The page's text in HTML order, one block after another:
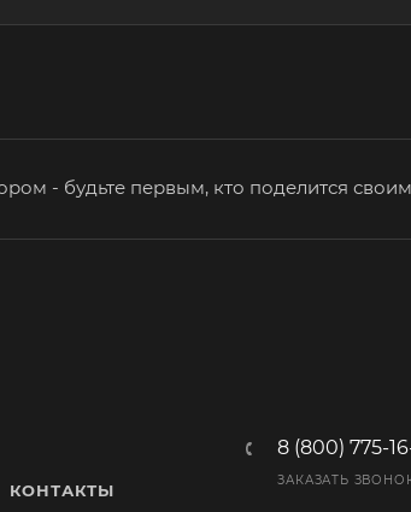
- будьте первым, кто поделится
КОНТАКТЫ
8 (800) 775-
ЗАКАЗАТЬ